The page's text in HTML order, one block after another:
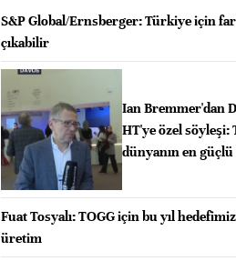
S&P Global/Ernsberger: Türkiye için
çıkabilir
Ian Bremmer'dan
HT'ye özel
dünyanın en
Fuat Tosyalı: TOGG için bu yıl
üretim